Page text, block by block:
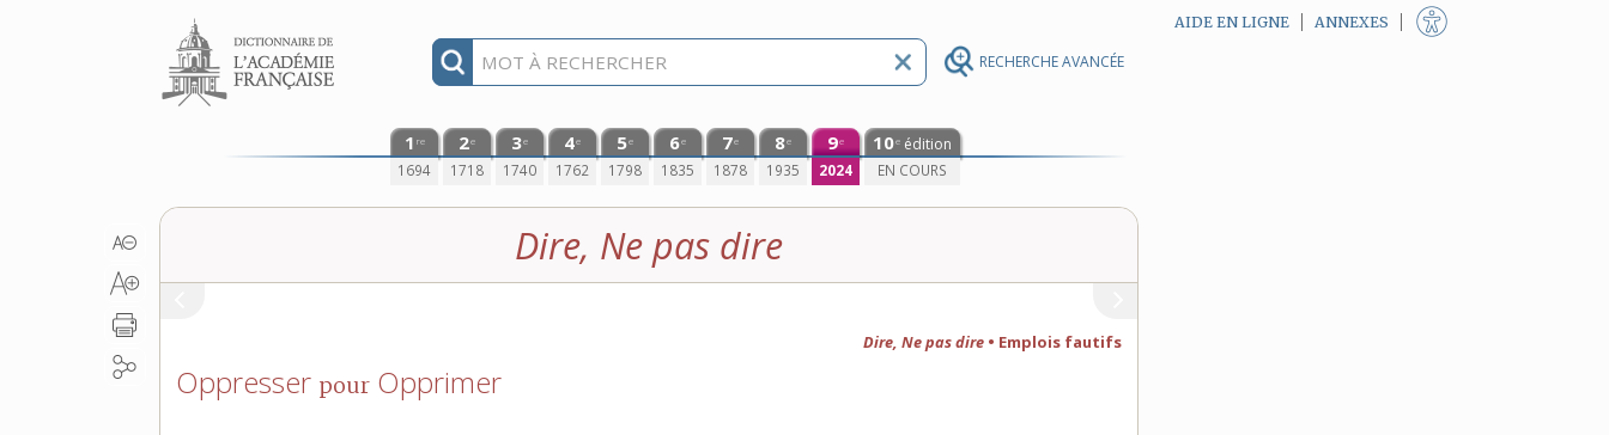
RECHERCHE AVANCÉE
Aller au contenu AIDE EN LIGNE ANNEXES
1 re
1694
2e
1718
3e
1740
4e
1762
5e
1798
6e
1835
7e
1878
8e
1935
9e
2024
10e édition
EN COURS
Dire, Ne pas dire
Dire, Ne pas dire• Emplois fautifs
Oppresser pour Opprimer